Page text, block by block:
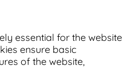
essential for the website
ensure basic
of the website,